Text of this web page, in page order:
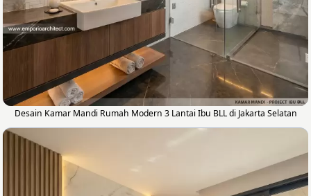
Desain Kamar Mandi Rumah Modern 3 Lantai Ibu BLL di Jakarta Selatan